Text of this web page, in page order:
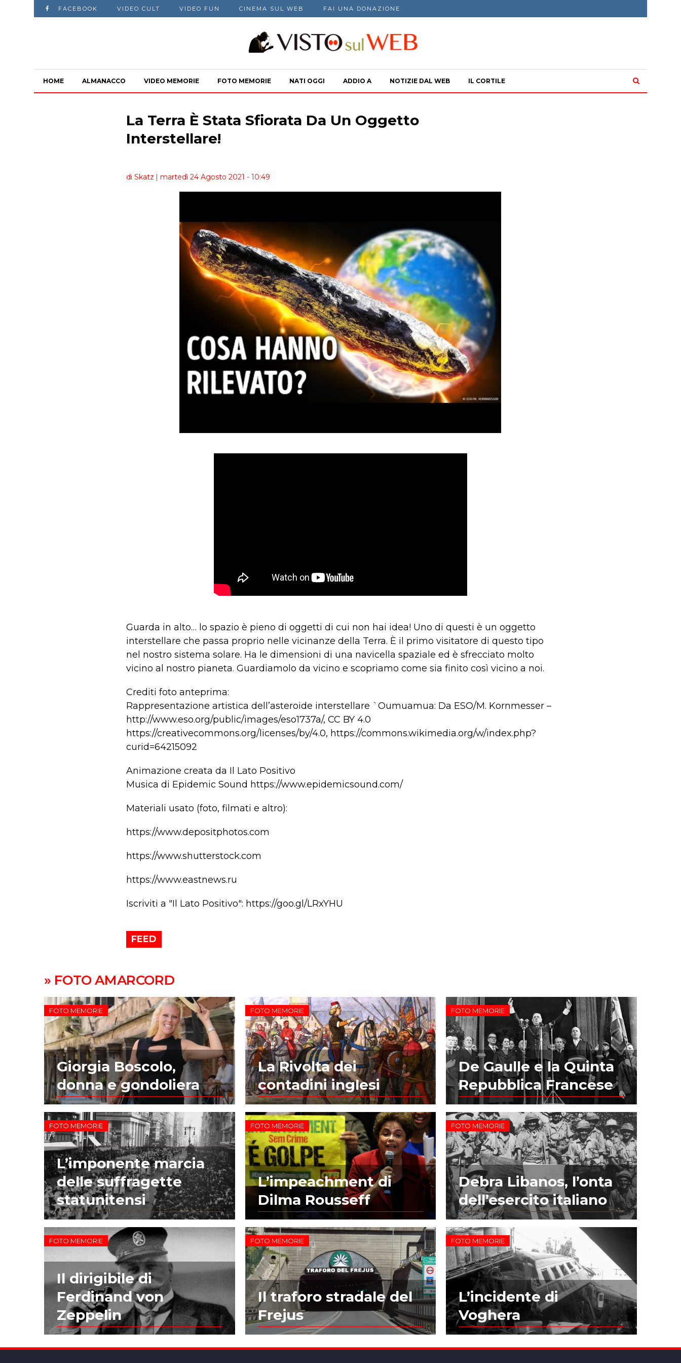
FACEBOOK VIDEO CULT VIDEO FUN CINEMA SUL WEB FAI UNA DONAZIONE
HOME ALMANACCO VIDEO MEMORIE FOTO MEMORIE NATI OGGI ADDIO A NOTIZIE DAL WEB IL CORTILE
La Terra È Stata Sfiorata Da Un Oggetto
Interstellare!
di Skatz | martedì 24 Agosto 2021 - 10:49
Guarda in alto… lo spazio è pieno di oggetti di cui non hai idea! Uno di questi è un oggetto
interstellare che passa proprio nelle vicinanze della Terra. È il primo visitatore di questo tipo
nel nostro sistema solare. Ha le dimensioni di una navicella spaziale ed è sfrecciato molto
vicino al nostro pianeta. Guardiamolo da vicino e scopriamo come sia finito così vicino a noi.
Crediti foto anteprima:
Rappresentazione artistica dell’asteroide interstellare `Oumuamua: Da ESO/M. Kornmesser –
http://www.eso.org/public/images/eso1737a/, CC BY 4.0
https://creativecommons.org/licenses/by/4.0, https://commons.wikimedia.org/w/index.php?
curid=64215092
Animazione creata da Il Lato Positivo
Musica di Epidemic Sound https://www.epidemicsound.com/
Materiali usato (foto, filmati e altro):
https://www.depositphotos.com
https://www.shutterstock.com
https://www.eastnews.ru
Iscriviti a "Il Lato Positivo": https://goo.gl/LRxYHU
FEED
» FOTO AMARCORD
FOTO MEMORIE
Giorgia Boscolo,
donna e gondoliera
FOTO MEMORIE
La Rivolta dei
contadini inglesi
FOTO MEMORIE
De Gaulle e la Quinta
Repubblica Francese
FOTO MEMORIE
L’imponente marcia
delle suffragette
statunitensi
FOTO MEMORIE
L’impeachment di
Dilma Rousseff
FOTO MEMORIE
Debra Libanos, l’onta
dell’esercito italiano
FOTO MEMORIE
Il dirigibile di
Ferdinand von
Zeppelin
FOTO MEMORIE
Il traforo stradale del
Frejus
FOTO MEMORIE
L’incidente di
Voghera